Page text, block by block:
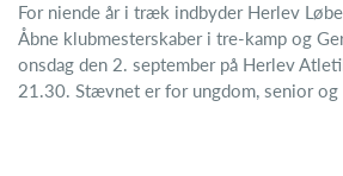
For niende år i træk indbyder Herlev
Åbne klubmesterskaber i tre-kamp og
onsdag den 2. september på Herlev
21.30. Stævnet er for ungdom, senior og